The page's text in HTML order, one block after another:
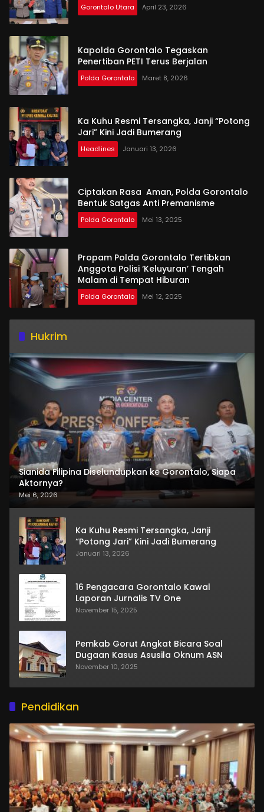
Gorontalo Utara April 23, 2026
Kapolda Gorontalo Tegaskan
Penertiban PETI Terus Berjalan
Polda Gorontalo Maret 8, 2026
Ka Kuhu Resmi Tersangka, Janji “Potong
Jari” Kini Jadi Bumerang
Headlines Januari 13, 2026
Ciptakan Rasa Aman, Polda Gorontalo
Bentuk Satgas Anti Premanisme
Polda Gorontalo Mei 13, 2025
Propam Polda Gorontalo Tertibkan
Anggota Polisi ‘Keluyuran’ Tengah
Malam di Tempat Hiburan
Polda Gorontalo Mei 12, 2025
Hukrim
Sianida Filipina Diselundupkan ke Gorontalo, Siapa
Aktornya?
Mei 6, 2026
Ka Kuhu Resmi Tersangka, Janji
“Potong Jari” Kini Jadi Bumerang
Januari 13, 2026
16 Pengacara Gorontalo Kawal
Laporan Jurnalis TV One
November 15, 2025
Pemkab Gorut Angkat Bicara Soal
Dugaan Kasus Asusila Oknum ASN
November 10, 2025
Pendidikan